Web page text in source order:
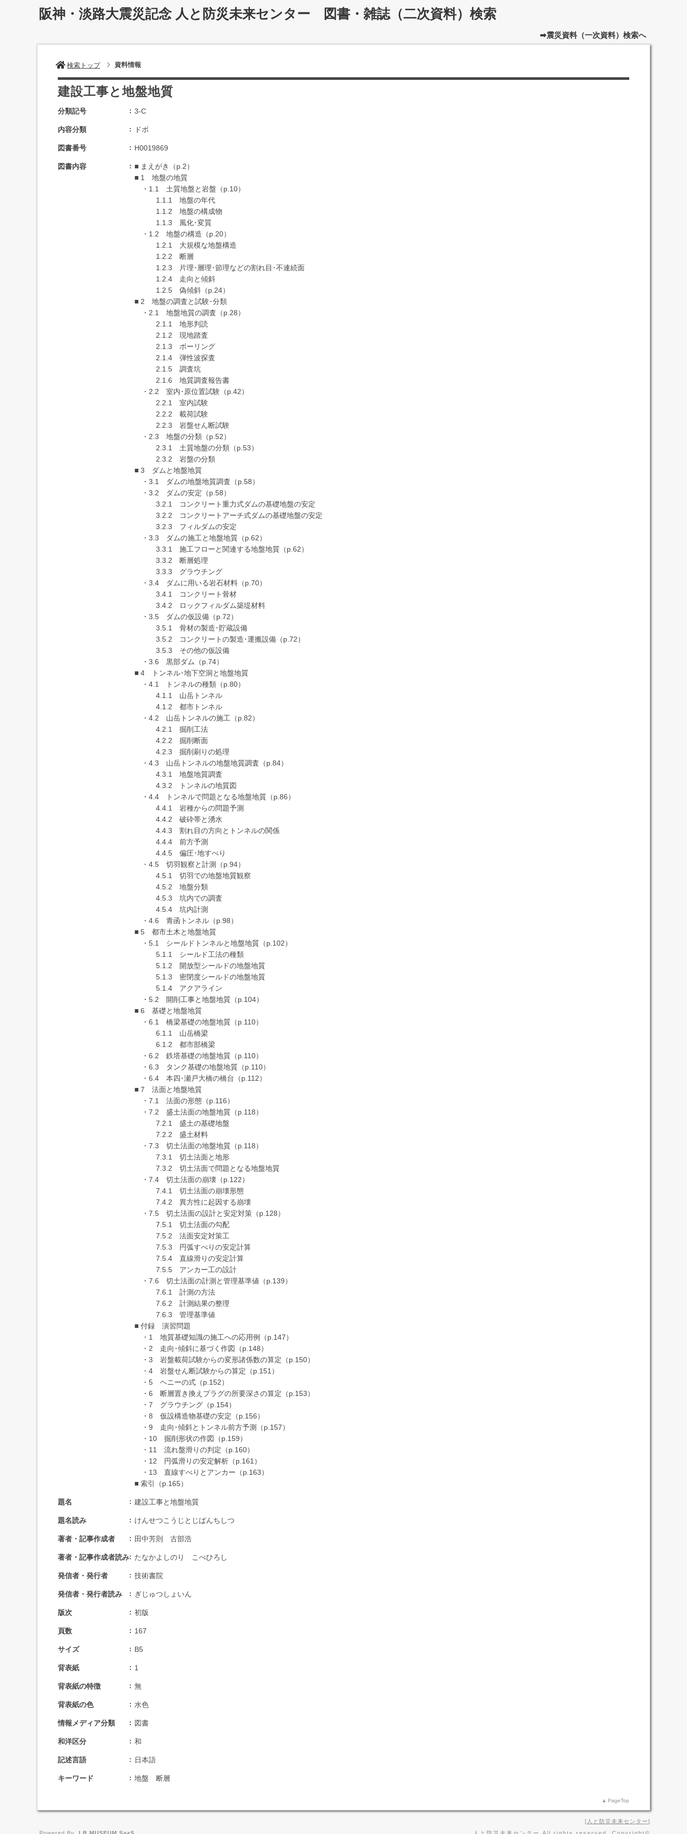
阪神・淡路大震災記念 人と防災未来センター 図書・雑誌（二次資料）検索
➡震災資料（一次資料）検索へ
検索トップ 資料情報
建設工事と地盤地質
分類記号 3-C
内容分類 ドボ
図書番号 H0019869
図書内容
■ まえがき（p.2）
■ 1 地盤の地質
・1.1 土質地盤と岩盤（p.10）
1.1.1 地盤の年代
1.1.2 地盤の構成物
1.1.3 風化･変質
・1.2 地盤の構造（p.20）
1.2.1 大規模な地盤構造
1.2.2 断層
1.2.3 片理･層理･節理などの割れ目･不連続面
1.2.4 走向と傾斜
1.2.5 偽傾斜（p.24）
■ 2 地盤の調査と試験･分類
・2.1 地盤地質の調査（p.28）
2.1.1 地形判読
2.1.2 現地踏査
2.1.3 ボーリング
2.1.4 弾性波探査
2.1.5 調査坑
2.1.6 地質調査報告書
・2.2 室内･原位置試験（p.42）
2.2.1 室内試験
2.2.2 載荷試験
2.2.3 岩盤せん断試験
・2.3 地盤の分類（p.52）
2.3.1 土質地盤の分類（p.53）
2.3.2 岩盤の分類
■ 3 ダムと地盤地質
・3.1 ダムの地盤地質調査（p.58）
・3.2 ダムの安定（p.58）
3.2.1 コンクリート重力式ダムの基礎地盤の安定
3.2.2 コンクリートアーチ式ダムの基礎地盤の安定
3.2.3 フィルダムの安定
・3.3 ダムの施工と地盤地質（p.62）
3.3.1 施工フローと関連する地盤地質（p.62）
3.3.2 断層処理
3.3.3 グラウチング
・3.4 ダムに用いる岩石材料（p.70）
3.4.1 コンクリート骨材
3.4.2 ロックフィルダム築堤材料
・3.5 ダムの仮設備（p.72）
3.5.1 骨材の製造･貯蔵設備
3.5.2 コンクリートの製造･運搬設備（p.72）
3.5.3 その他の仮設備
・3.6 黒部ダム（p.74）
■ 4 トンネル･地下空洞と地盤地質
・4.1 トンネルの種類（p.80）
4.1.1 山岳トンネル
4.1.2 都市トンネル
・4.2 山岳トンネルの施工（p.82）
4.2.1 掘削工法
4.2.2 掘削断面
4.2.3 掘削刷りの処理
・4.3 山岳トンネルの地盤地質調査（p.84）
4.3.1 地盤地質調査
4.3.2 トンネルの地質図
・4.4 トンネルで問題となる地盤地質（p.86）
4.4.1 岩種からの問題予測
4.4.2 破砕帯と湧水
4.4.3 割れ目の方向とトンネルの関係
4.4.4 前方予測
4.4.5 偏圧･地すべり
・4.5 切羽観察と計測（p.94）
4.5.1 切羽での地盤地質観察
4.5.2 地盤分類
4.5.3 坑内での調査
4.5.4 坑内計測
・4.6 青函トンネル（p.98）
■ 5 都市土木と地盤地質
・5.1 シールドトンネルと地盤地質（p.102）
5.1.1 シールド工法の種類
5.1.2 開放型シールドの地盤地質
5.1.3 密閉度シールドの地盤地質
5.1.4 アクアライン
・5.2 開削工事と地盤地質（p.104）
■ 6 基礎と地盤地質
・6.1 橋梁基礎の地盤地質（p.110）
6.1.1 山岳橋梁
6.1.2 都市部橋梁
・6.2 鉄塔基礎の地盤地質（p.110）
・6.3 タンク基礎の地盤地質（p.110）
・6.4 本四･瀬戸大橋の橋台（p.112）
■ 7 法面と地盤地質
・7.1 法面の形態（p.116）
・7.2 盛土法面の地盤地質（p.118）
7.2.1 盛土の基礎地盤
7.2.2 盛土材料
・7.3 切土法面の地盤地質（p.118）
7.3.1 切土法面と地形
7.3.2 切土法面で問題となる地盤地質
・7.4 切土法面の崩壊（p.122）
7.4.1 切土法面の崩壊形態
7.4.2 異方性に起因する崩壊
・7.5 切土法面の設計と安定対策（p.128）
7.5.1 切土法面の勾配
7.5.2 法面安定対策工
7.5.3 円弧すべりの安定計算
7.5.4 直線滑りの安定計算
7.5.5 アンカー工の設計
・7.6 切土法面の計測と管理基準値（p.139）
7.6.1 計測の方法
7.6.2 計測結果の整理
7.6.3 管理基準値
■ 付録 演習問題
・1 地質基礎知識の施工への応用例（p.147）
・2 走向･傾斜に基づく作図（p.148）
・3 岩盤載荷試験からの変形諸係数の算定（p.150）
・4 岩盤せん断試験からの算定（p.151）
・5 ヘニーの式（p.152）
・6 断層置き換えプラグの所要深さの算定（p.153）
・7 グラウチング（p.154）
・8 仮設構造物基礎の安定（p.156）
・9 走向･傾斜とトンネル前方予測（p.157）
・10 掘削形状の作図（p.159）
・11 流れ盤滑りの判定（p.160）
・12 円弧滑りの安定解析（p.161）
・13 直線すべりとアンカー（p.163）
■ 索引（p.165）
題名 建設工事と地盤地質
題名読み けんせつこうじとじばんちしつ
著者・記事作成者 田中芳則 古部浩
著者・記事作成者読み たなかよしのり こべひろし
発信者・発行者 技術書院
発信者・発行者読み ぎじゅつしょいん
版次 初版
頁数 167
サイズ B5
背表紙 1
背表紙の特徴 無
背表紙の色 水色
情報メディア分類 図書
和洋区分 和
記述言語 日本語
キーワード 地盤 断層
PageTop
人と防災未来センター